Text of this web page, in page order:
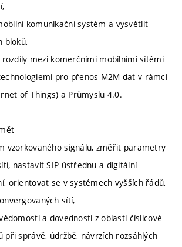
komunikační systém a vysvětlit
bloků,
mezi komerčními mobilními sítěmi
pro přenos M2M dat v rámci
of Things) a Průmyslu 4.0.
vzorkovaného signálu, změřit parametry
nastavit SIP ústřednu a digitální
orientovat se v systémech vyšších řádů,
sítí,
a dovednosti z oblasti číslicové
při správě, údržbě, návrzích rozsáhlých